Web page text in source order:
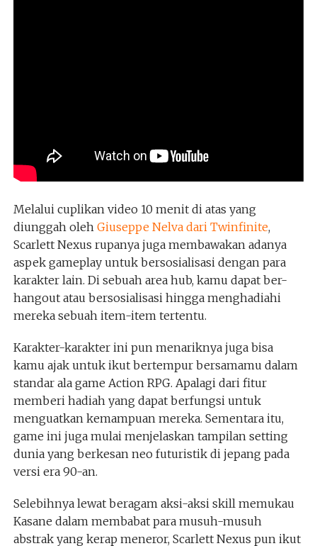
Melalui cuplikan video 10 menit di atas yang
diunggah oleh Giuseppe Nelva dari Twinfinite,
Scarlett Nexus rupanya juga membawakan adanya
aspek gameplay untuk bersosialisasi dengan para
karakter lain. Di sebuah area hub, kamu dapat ber-
hangout atau bersosialisasi hingga menghadiahi
mereka sebuah item-item tertentu.
Karakter-karakter ini pun menariknya juga bisa
kamu ajak untuk ikut bertempur bersamamu dalam
standar ala game Action RPG. Apalagi dari fitur
memberi hadiah yang dapat berfungsi untuk
menguatkan kemampuan mereka. Sementara itu,
game ini juga mulai menjelaskan tampilan setting
dunia yang berkesan neo futuristik di jepang pada
versi era 90-an.
Selebihnya lewat beragam aksi-aksi skill memukau
Kasane dalam membabat para musuh-musuh
abstrak yang kerap meneror, Scarlett Nexus pun ikut